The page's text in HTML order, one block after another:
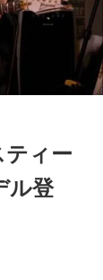
ティー
ル登